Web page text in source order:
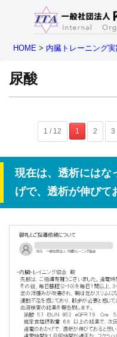
HOME > 内臓トレーニング
尿酸
1 / 12 1 2 3
現在は、透析にはな
げで、透析が伸びて